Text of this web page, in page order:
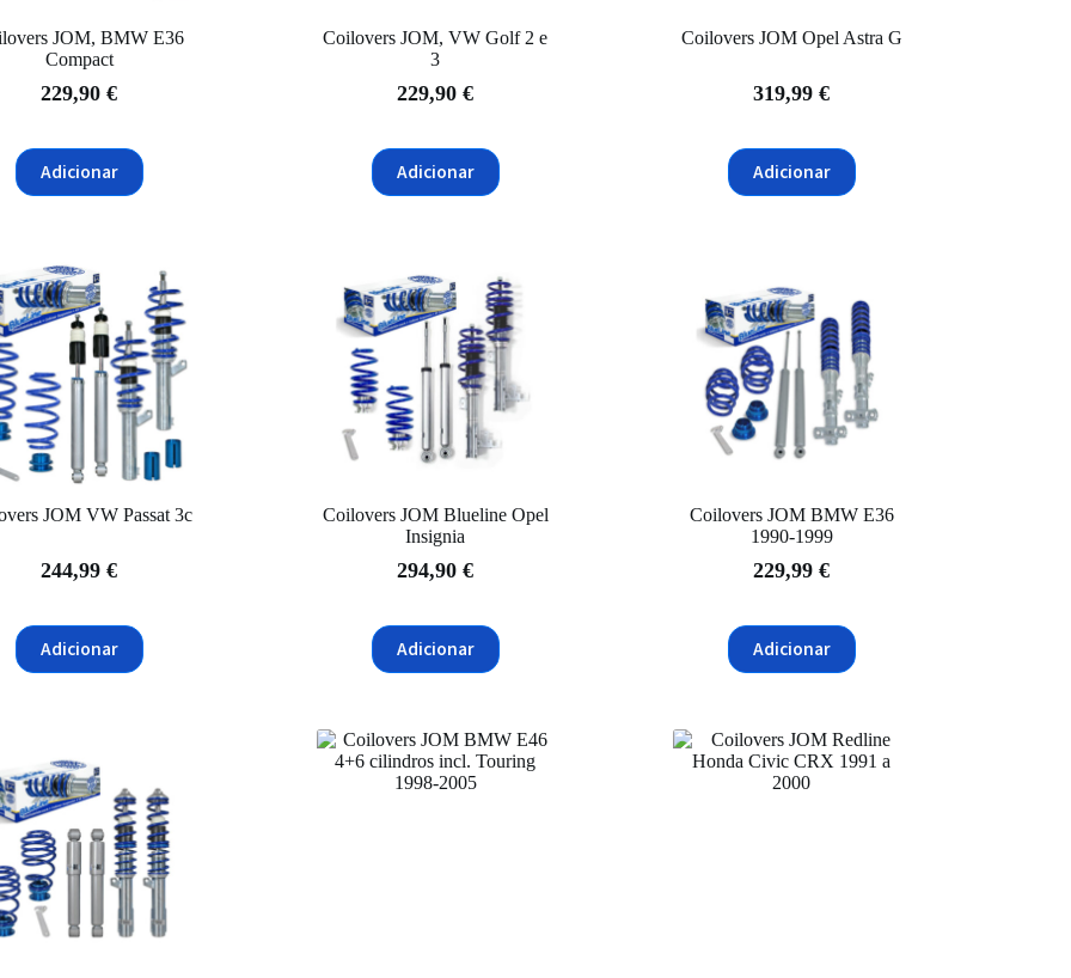
JOM, BMW E36
Compact
229,90€
Adicionar
Coilovers JOM, VW Golf 2 e
3
229,90€
Adicionar
Coilovers JOM Opel Astra G
319,99€
Adicionar
JOM VW Passat 3c
244,99€
Adicionar
Coilovers JOM Blueline Opel
Insignia
294,90€
Adicionar
Coilovers JOM BMW E36
1990-1999
229,99€
Adicionar